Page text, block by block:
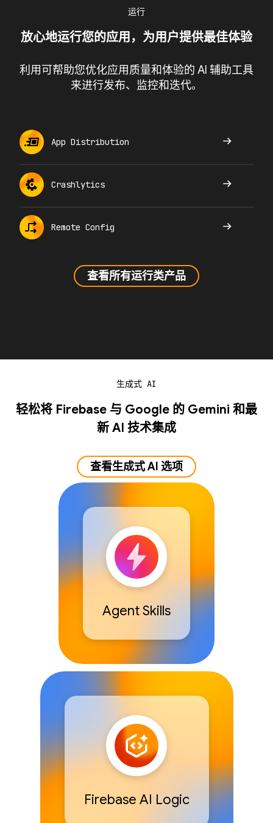
运行
放心地运行您的应用，为用户提供最佳体验
利用可帮助您优化应用质量和体验的 AI 辅助工具
来进行发布、监控和迭代。
App Distribution
Crashlytics
Remote Config
查看所有运行类产品
生成式 AI
轻松将 Firebase 与 Google 的 Gemini 和最
新 AI 技术集成
查看生成式 AI 选项
Agent Skills
Firebase AI Logic